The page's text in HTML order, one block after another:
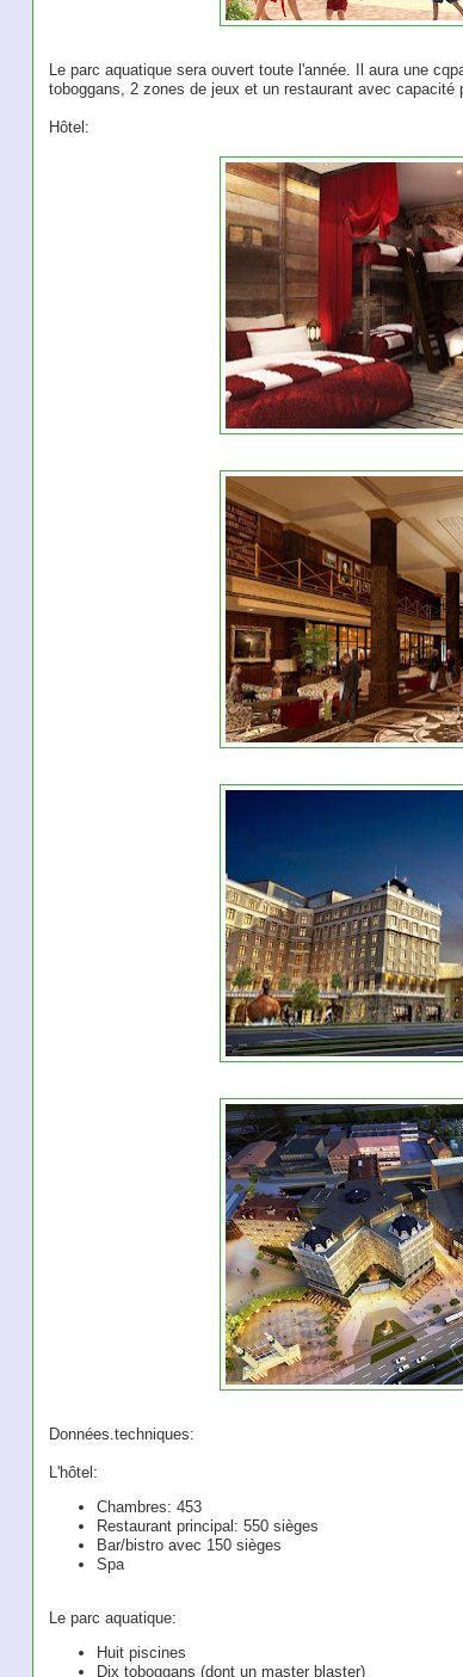
Le parc aquatique sera ouvert toute l'année. Il aura une
toboggans, 2 zones de jeux et un restaurant avec capacité
Hôtel:
Données.techniques:
L'hôtel:
Chambres: 453
Restaurant principal: 550 sièges
Bar/bistro avec 150 sièges
Spa
Le parc aquatique:
Huit piscines
Dix toboggans (dont un master blaster)